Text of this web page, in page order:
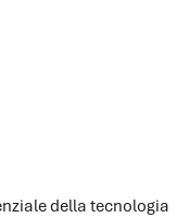
della tecnologia